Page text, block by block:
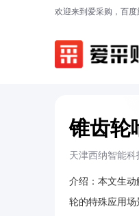
欢迎来到爱采购，百度
锥齿轮
天津西纳智能科
介绍： 本文生动
轮的特殊应用场